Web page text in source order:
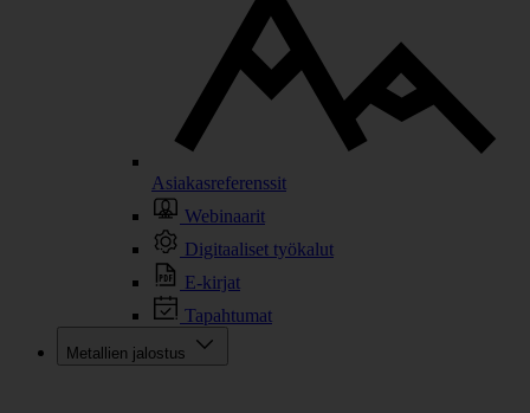
Asiakasreferenssit
Webinaarit
Digitaaliset työkalut
E-kirjat
Tapahtumat
Metallien jalostus